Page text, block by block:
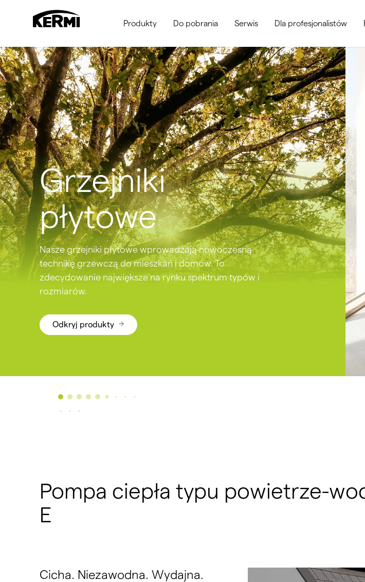
Produkty Do pobrania Serwis Dla profesjonalistów
Grzejniki
łazienkowe i
dekoracyjne
Nasze grzejniki dekoracyjne dodają łazience i
pomieszczeniom mieszkalnym indywidualnych akcentów.
Odkryj produkty
Pompa ciepła typu powietrze-
E
Cicha. Niezawodna. Wydajna.